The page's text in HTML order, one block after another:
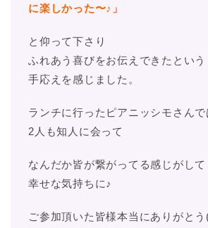
に楽しかった〜♪」
と仰って下さり
ふれあう喜びをお伝えできたという
手応えを感じました。
ランチに行ったピアニッシモさんで
2人も知人に会って
なんだか皆が繋がってる感じがして
幸せな気持ちに♪
ご参加頂いた皆様本当にありがとう